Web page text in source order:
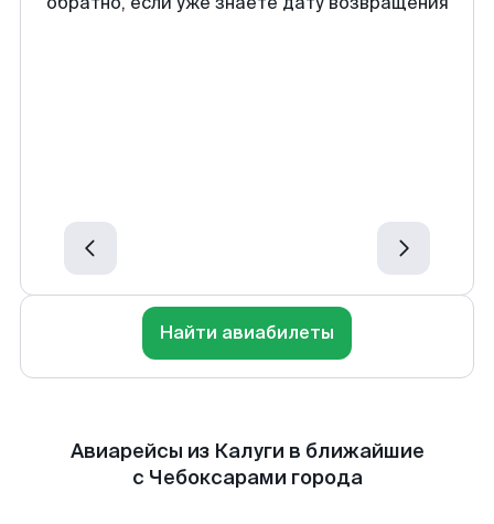
Найти авиабилеты
Авиарейсы из Калуги в ближайшие
с Чебоксарами города